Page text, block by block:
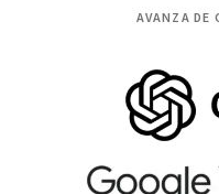
AVANZA DE